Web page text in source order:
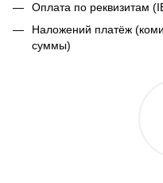
Оплата по реквизитам
Наложений платёж
суммы)